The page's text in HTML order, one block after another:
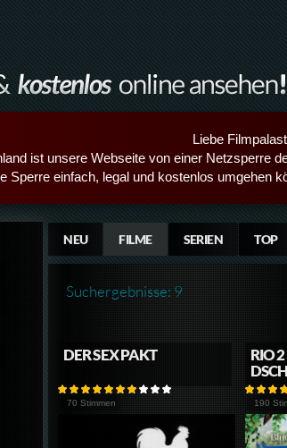
Liebe
ist unsere Webseite von einer Netzsperre
Sperre einfach, legal und kostenlos umgehen
NEU FILME SERIEN TOP
Suchergebnisse: 9
DER SEX PAKT
70 Stimmen
RIO 2
190